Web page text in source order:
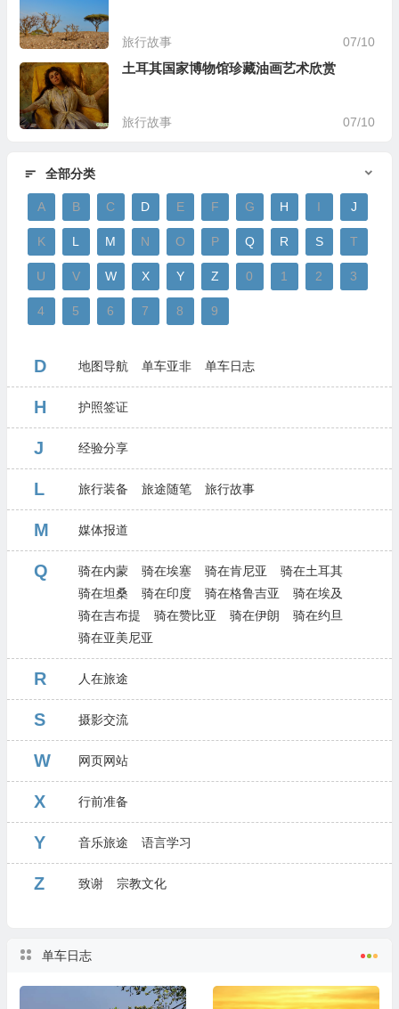
旅行故事 07/10
土耳其国家博物馆珍藏油画艺术欣赏
旅行故事 07/10
全部分类
A B C D E F G H I J
K L M N O P Q R S T
U V W X Y Z 0 1 2 3
4 5 6 7 8 9
D 地图导航 单车亚非 单车日志
H 护照签证
J 经验分享
L 旅行装备 旅途随笔 旅行故事
M 媒体报道
Q 骑在内蒙 骑在埃塞 骑在肯尼亚
骑在土耳其
骑在坦桑
骑在印度 骑在格鲁吉亚
骑在埃及
骑在吉布提
骑在赞比亚 骑在伊朗
骑在约旦
骑在亚美尼亚
R 人在旅途
S 摄影交流
W 网页网站
X 行前准备
Y 音乐旅途 语言学习
Z 致谢 宗教文化
单车日志